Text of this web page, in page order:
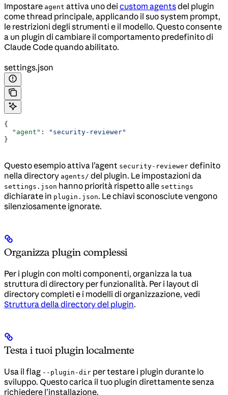
Impostare agent attiva uno dei custom agentsdel plugin
come thread principale, applicando il suo system prompt,
le restrizioni degli strumenti e il modello. Questo consente
a un plugin di cambiare il comportamento predefinito di
Claude Code quando abilitato.
settings.json
{
  "agent"
:
"security-reviewer"
}
Questo esempio attiva l’agent security-reviewer definito
nella directory agents/ del plugin. Le impostazioni da
settings.json hanno priorità rispetto alle settings
dichiarate in plugin.json. Le chiavi sconosciute vengono
silenziosamente ignorate.
Organizza plugin complessi
Per i plugin con molti componenti, organizza la tua
struttura di directory per funzionalità. Per i layout di
directory completi e i modelli di organizzazione, vedi
Struttura della directory del plugin.
Testa i tuoi plugin localmente
Usa il flag --plugin-dir per testare i plugin durante lo
sviluppo. Questo carica il tuo plugin direttamente senza
richiedere l’installazione.